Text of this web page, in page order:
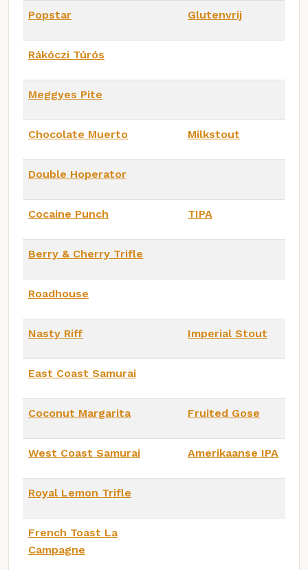
Popstar Glutenvrij
Rákóczi Túrós
Meggyes Pite
Chocolate Muerto Milkstout
Double Hoperator
Cocaine Punch TIPA
Berry & Cherry Trifle
Roadhouse
Nasty Riff Imperial Stout
East Coast Samurai
Coconut Margarita Fruited Gose
West Coast Samurai Amerikaanse IPA
Royal Lemon Trifle
French Toast La
Campagne